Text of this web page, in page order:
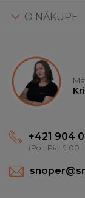
O NÁKUPE
+421 904
(Po - Pia: 9:00